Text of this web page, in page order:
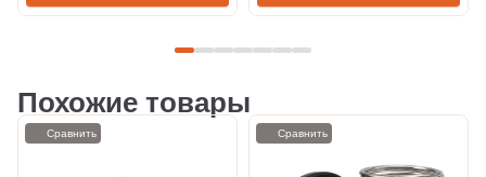
Похожие товары
Сравнить Сравнить